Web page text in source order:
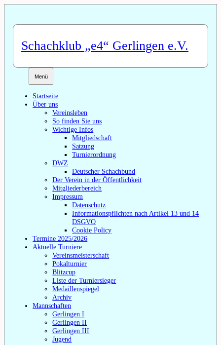
springen
Schachklub „e4“ Gerlingen e.V.
Menü
Startseite
Über uns
Vereinsleben
So finden Sie uns
Wichtige Infos
Mitgliedschaft
Satzung
Turnierordnung
DWZ
Deutscher Schachbund
Der Verein in der Öffentlichkeit
Mitgliederbereich
Impressum
Datenschutz
Informationspflichten nach Artikel 13 und 14
DSGVO
Cookie Policy
Termine 2025/2026
Aktuelle Turniere
Vereinsmeisterschaft
Pokalturnier
Blitzcup
Liste der Turniersieger
Medaillenspiegel
Archiv
Mannschaften
Gerlingen I
Gerlingen II
Gerlingen III
Jugend